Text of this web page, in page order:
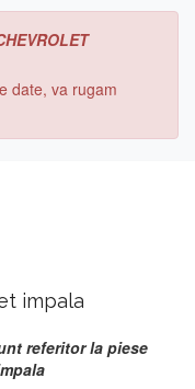
date, va rugam
impala
referitor la piese